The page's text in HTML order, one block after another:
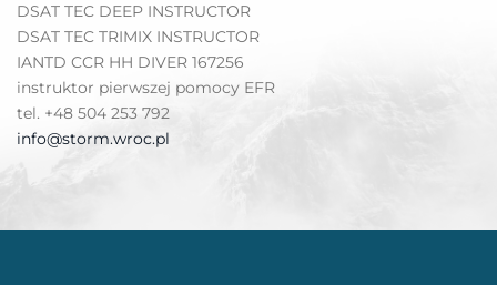
DSAT TEC DEEP INSTRUCTOR
DSAT TEC TRIMIX INSTRUCTOR
IANTD CCR HH DIVER 167256
instruktor pierwszej pomocy EFR
tel. +48 504 253 792
info@storm.wroc.pl